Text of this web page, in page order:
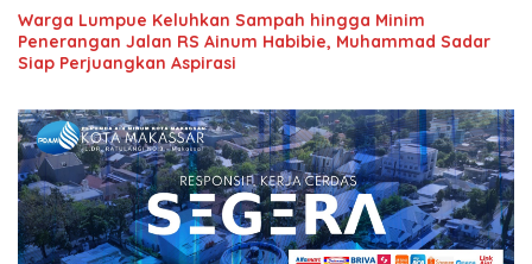
Warga Lumpue Keluhkan Sampah hingga Minim
Penerangan Jalan RS Ainum Habibie, Muhammad Sadar
Siap Perjuangkan Aspirasi